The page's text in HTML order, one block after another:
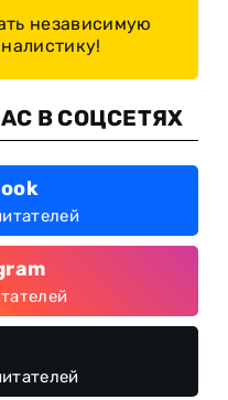
независимую
В СОЦСЕТЯХ